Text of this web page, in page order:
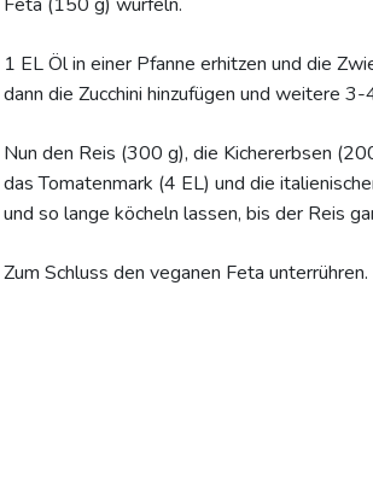
1 EL Öl in einer Pfanne erhitzen und die
dann die Zucchini hinzufügen und weitere
Nun den Reis (300 g), die Kichererbsen
das Tomatenmark (4 EL) und die
und so lange köcheln lassen, bis der Reis
Zum Schluss den veganen Feta unterrühren.